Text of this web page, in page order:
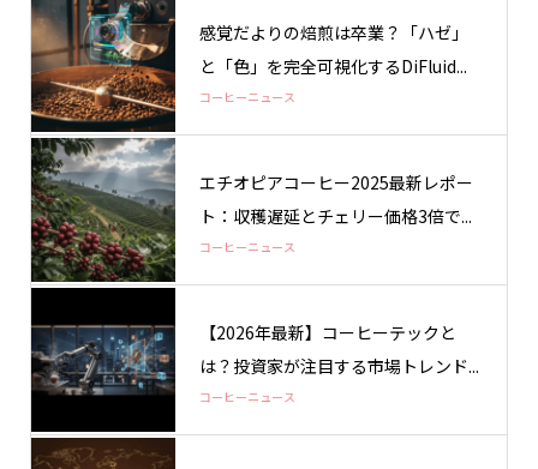
感覚だよりの焙煎は卒業？「ハゼ」
と「色」を完全可視化するDiFluid...
コーヒーニュース
エチオピアコーヒー2025最新レポー
ト：収穫遅延とチェリー価格3倍で...
コーヒーニュース
【2026年最新】コーヒーテックと
は？投資家が注目する市場トレンド...
コーヒーニュース